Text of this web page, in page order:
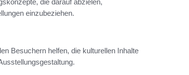
die darauf abzielen,
einzubeziehen.
Besuchern helfen, die kulturellen Inhalte